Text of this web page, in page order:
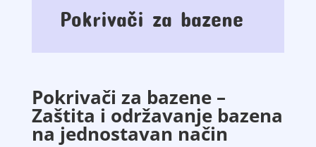
Pokrivači za bazene
Pokrivači za bazene –
Zaštita i održavanje bazena
na jednostavan način